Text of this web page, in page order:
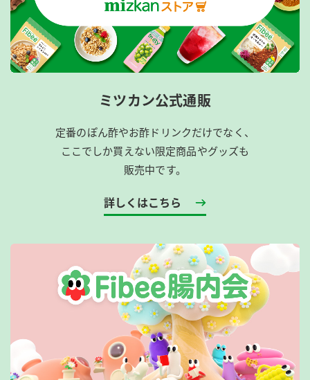
ミツカン公式通販
定番のぽん酢やお酢ドリンクだけでなく、
ここでしか買えない限定商品やグッズも
販売中です。
詳しくはこちら